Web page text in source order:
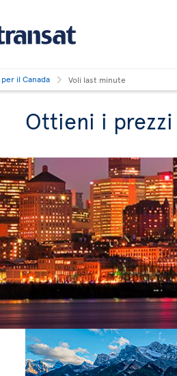
il Canada Voli last minute
Ottieni i